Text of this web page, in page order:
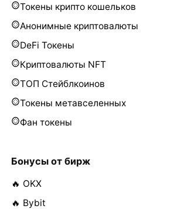
Токены крипто кошельков
Анонимные криптовалюты
DeFi Токены
Криптовалюты NFT
ТОП Стейблкоинов
Токены метавселенных
Фан токены
Бонусы от бирж
🔥 OKX
🔥 Bybit